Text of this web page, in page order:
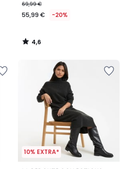
69,99 €
55,99 € -20%
4,6
/
10% EXTRA*